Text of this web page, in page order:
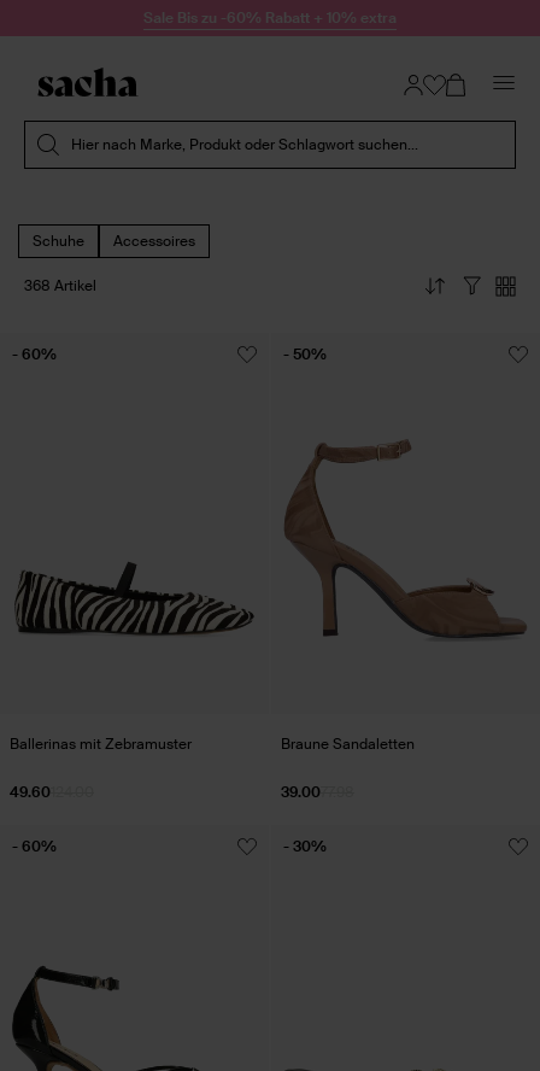
Zum Inhalt springenSale Bis zu -60% Rabatt + 10% extra
Hier nach Marke, Produkt oder Schlagwort suchen...
Schuhe Accessoires
368 Artikel
Ballerinas mit Zebramuster
49.60
- 60%
Braune Sandaletten
39.00
- 50%
- 60% - 30%